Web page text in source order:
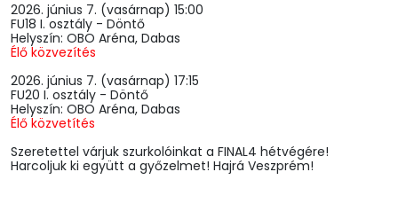
2026. június 7. (vasárnap) 15:00
FU18 I. osztály - Döntő
Helyszín: OBO Aréna, Dabas
Élő közvezítés
2026. június 7. (vasárnap) 17:15
FU20 I. osztály - Döntő
Helyszín: OBO Aréna, Dabas
Élő közvetítés
Szeretettel várjuk szurkolóinkat a FINAL4 hétvégére!
Harcoljuk ki együtt a győzelmet! Hajrá Veszprém!